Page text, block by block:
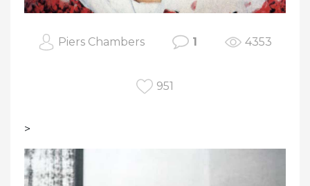
Piers Chambers 1 4353
951
>